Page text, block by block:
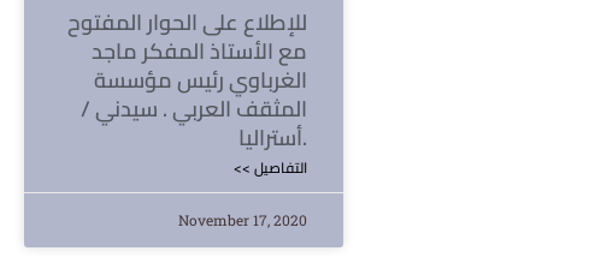
للإطلاع على الحوار المفتوح
مع الأستاذ المفكر ماجد
الغرباوي رئيس مؤسسة
المثقف العربي . سيدني /
أستراليا.
<< التفاصيل
November 17, 2020